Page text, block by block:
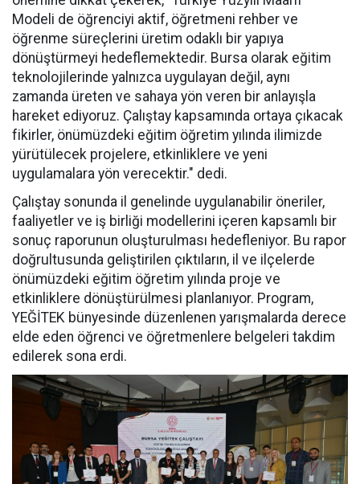
Modeli de öğrenciyi aktif, öğretmeni rehber ve
öğrenme süreçlerini üretim odaklı bir yapıya
dönüştürmeyi hedeflemektedir. Bursa olarak eğitim
teknolojilerinde yalnızca uygulayan değil, aynı
zamanda üreten ve sahaya yön veren bir anlayışla
hareket ediyoruz. Çalıştay kapsamında ortaya çıkacak
fikirler, önümüzdeki eğitim öğretim yılında ilimizde
yürütülecek projelere, etkinliklere ve yeni
uygulamalara yön verecektir." dedi.
Çalıştay sonunda il genelinde uygulanabilir öneriler,
faaliyetler ve iş birliği modellerini içeren kapsamlı bir
sonuç raporunun oluşturulması hedefleniyor. Bu rapor
doğrultusunda geliştirilen çıktıların, il ve ilçelerde
önümüzdeki eğitim öğretim yılında proje ve
etkinliklere dönüştürülmesi planlanıyor. Program,
YEĞİTEK bünyesinde düzenlenen yarışmalarda derece
elde eden öğrenci ve öğretmenlere belgeleri takdim
edilerek sona erdi.